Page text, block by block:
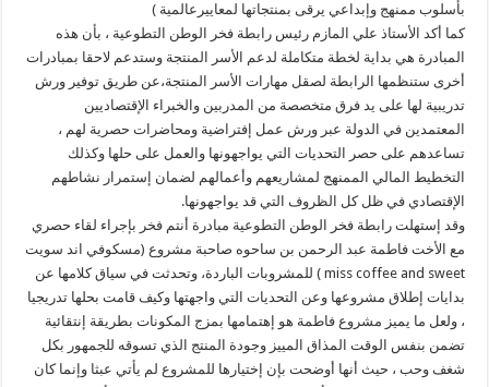
بأسلوب ممنهج وإبداعي يرقى بمنتجاتها لمعاييرعالمية )
كما أكد الأستاذ علي المازم رئيس رابطة فخر الوطن التطوعية ، بأن هذه
المبادرة هي بداية لخطة متكاملة لدعم الأسر المنتجة وستدعم لاحقا بمبادرات
أخرى ستنظمها الرابطة لصقل مهارات الأسر المنتجة،عن طريق توفير ورش
تدريبية لها على يد فرق متخصصة من المدربين والخبراء الإقتصاديين
المعتمدين في الدولة عبر ورش عمل إفتراضية ومحاضرات حصرية لهم ،
تساعدهم على حصر التحديات التي يواجهونها والعمل على حلها وكذلك
التخطيط المالي الممنهج لمشاريعهم وأعمالهم لضمان إستمرار نشاطهم
الإقتصادي في ظل كل الظروف التي قد يواجهونها.
وقد إستهلت رابطة فخر الوطن التطوعية مبادرة أنتم فخر بإجراء لقاء حصري
مع الأخت فاطمة عبد الرحمن بن ساحوه صاحبة مشروع (مسكوفي اند سويت
miss coffee and sweet ) للمشروبات الباردة، وتحدثت في سياق كلامها عن
بدايات إطلاق مشروعها وعن التحديات التي واجهتها وكيف قامت بحلها تدريجيا
، ولعل ما يميز مشروع فاطمة هو إهتمامها بمزج المكونات بطريقة إنتقائية
تضمن بنفس الوقت المذاق المييز وجودة المنتج الذي تسوقه للجمهور بكل
شغف وحب ، حيث أنها أوضحت بإن إختيارها للمشروع لم يأتي عبثا وإنما كان